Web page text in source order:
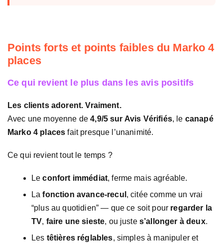
Points forts et points faibles du Marko 4
places
Ce qui revient le plus dans les avis positifs
Les clients adorent. Vraiment.
Avec une moyenne de4,9/5 sur Avis Vérifiés, le canapé
Marko 4 places fait presque l’unanimité.
Ce qui revient tout le temps ?
Leconfort immédiat, ferme mais agréable.
Lafonction avance-recul , citée comme un vrai
“plus au quotidien” — que ce soit pour regarder la
TV, faire une sieste, ou juste s’allonger à deux.
Les têtières réglables, simples à manipuler et